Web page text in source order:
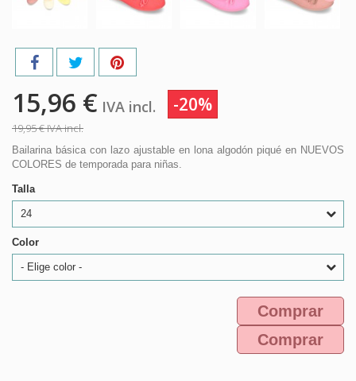
15,96 € IVA incl. -20%
19,95 €IVA incl.
Bailarina básica con lazo ajustable en lona algodón piqué en NUEVOS
COLORES de temporada para niñas.
Talla
24
Color
- Elige color -
Comprar
Comprar